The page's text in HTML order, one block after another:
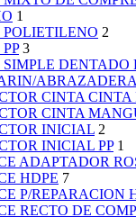
1
POLIETILENO 2
3
DENTADO
ABRAZADERA
CINTA CINTA
CINTA
INICIAL 2
INICIAL PP 1
ADAPTADOR
HDPE 7
P/REPARACION
RECTO DE